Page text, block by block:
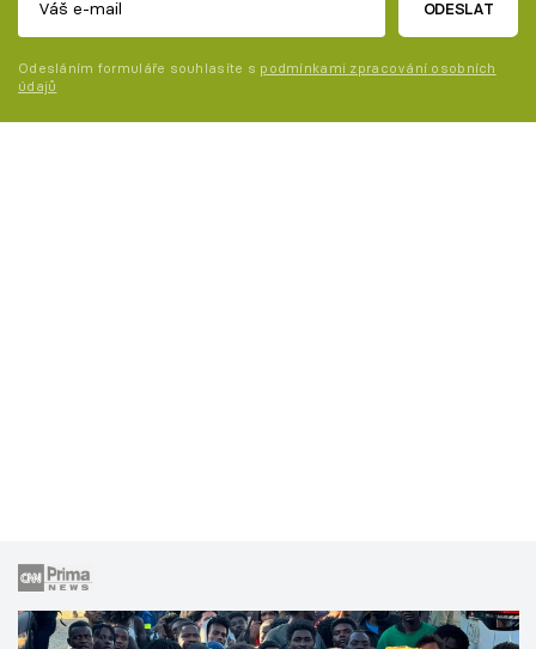
ODESLAT
Odesláním formuláře souhlasíte s podmínkami zpracování osobních
údajů